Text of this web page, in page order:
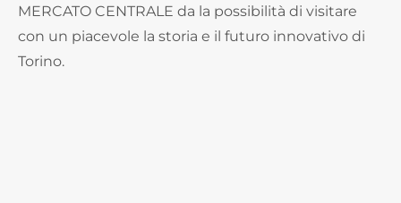
MERCATO CENTRALE da la possibilità di visitare
con un piacevole la storia e il futuro innovativo di
Torino.